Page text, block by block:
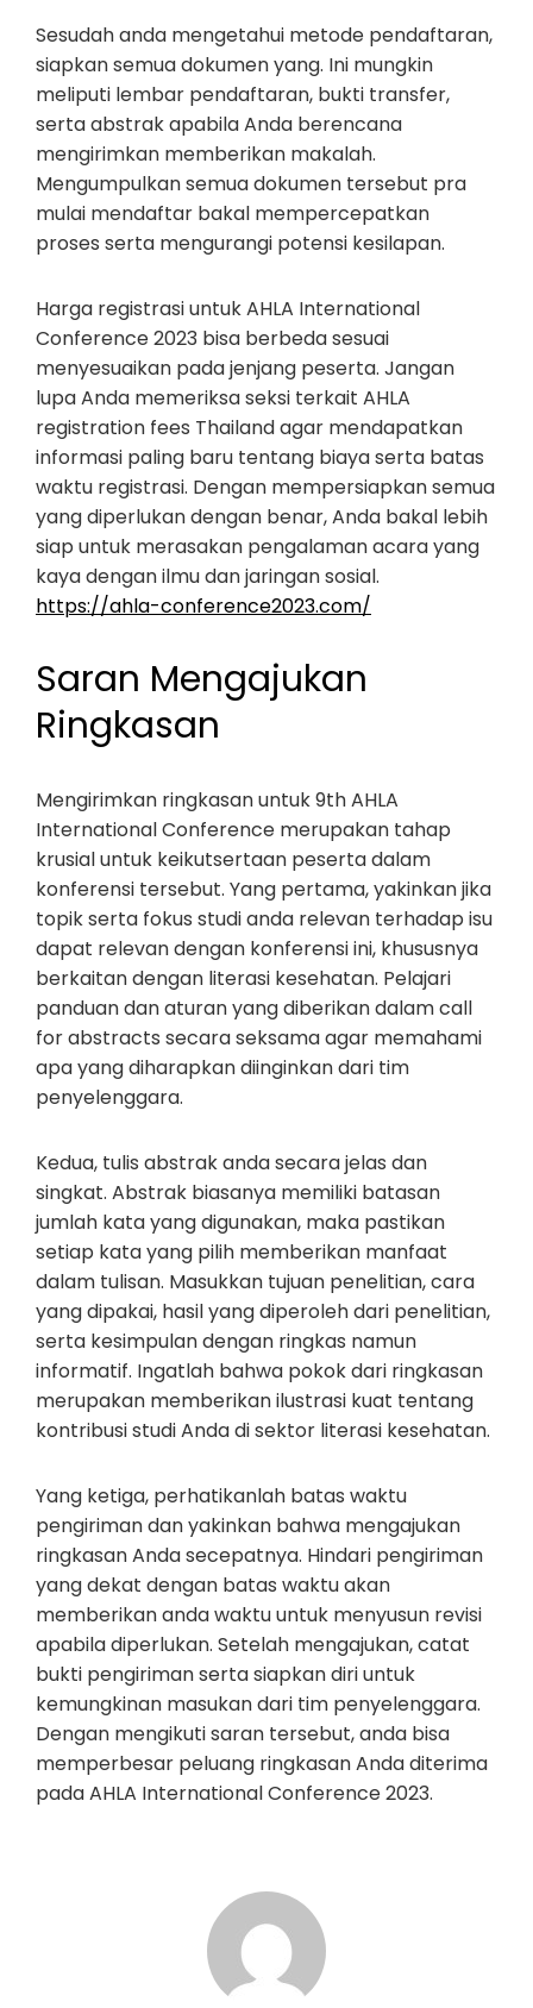
Sesudah anda mengetahui metode pendaftaran,
siapkan semua dokumen yang. Ini mungkin
meliputi lembar pendaftaran, bukti transfer,
serta abstrak apabila Anda berencana
mengirimkan memberikan makalah.
Mengumpulkan semua dokumen tersebut pra
mulai mendaftar bakal mempercepatkan
proses serta mengurangi potensi kesilapan.
Harga registrasi untuk AHLA International
Conference 2023 bisa berbeda sesuai
menyesuaikan pada jenjang peserta. Jangan
lupa Anda memeriksa seksi terkait AHLA
registration fees Thailand agar mendapatkan
informasi paling baru tentang biaya serta batas
waktu registrasi. Dengan mempersiapkan semua
yang diperlukan dengan benar, Anda bakal lebih
siap untuk merasakan pengalaman acara yang
kaya dengan ilmu dan jaringan sosial.
https://ahla-conference2023.com/
Saran Mengajukan
Ringkasan
Mengirimkan ringkasan untuk 9th AHLA
International Conference merupakan tahap
krusial untuk keikutsertaan peserta dalam
konferensi tersebut. Yang pertama, yakinkan jika
topik serta fokus studi anda relevan terhadap isu
dapat relevan dengan konferensi ini, khususnya
berkaitan dengan literasi kesehatan. Pelajari
panduan dan aturan yang diberikan dalam call
for abstracts secara seksama agar memahami
apa yang diharapkan diinginkan dari tim
penyelenggara.
Kedua, tulis abstrak anda secara jelas dan
singkat. Abstrak biasanya memiliki batasan
jumlah kata yang digunakan, maka pastikan
setiap kata yang pilih memberikan manfaat
dalam tulisan. Masukkan tujuan penelitian, cara
yang dipakai, hasil yang diperoleh dari penelitian,
serta kesimpulan dengan ringkas namun
informatif. Ingatlah bahwa pokok dari ringkasan
merupakan memberikan ilustrasi kuat tentang
kontribusi studi Anda di sektor literasi kesehatan.
Yang ketiga, perhatikanlah batas waktu
pengiriman dan yakinkan bahwa mengajukan
ringkasan Anda secepatnya. Hindari pengiriman
yang dekat dengan batas waktu akan
memberikan anda waktu untuk menyusun revisi
apabila diperlukan. Setelah mengajukan, catat
bukti pengiriman serta siapkan diri untuk
kemungkinan masukan dari tim penyelenggara.
Dengan mengikuti saran tersebut, anda bisa
memperbesar peluang ringkasan Anda diterima
pada AHLA International Conference 2023.